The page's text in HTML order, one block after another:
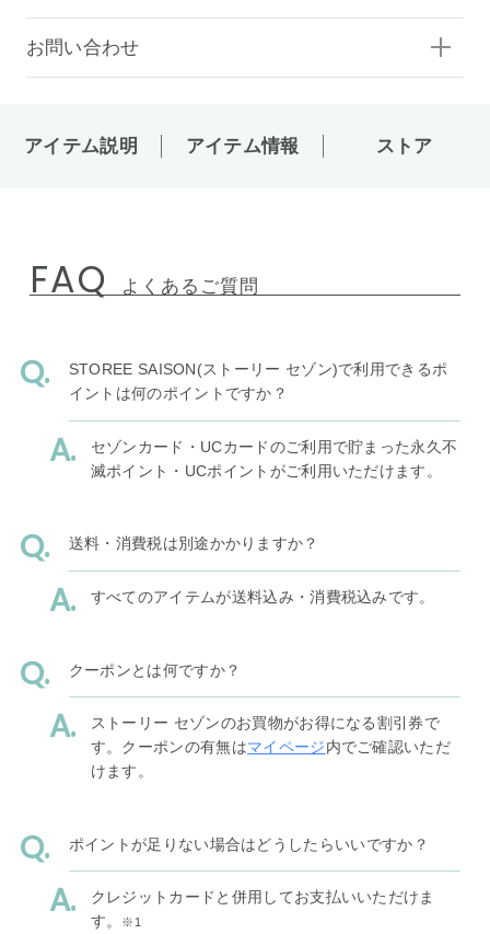
お問い合わせ
アイテム説明 アイテム情報 ストア
FAQ よくあるご質問
STOREE SAISON(ストーリー セゾン)で利用できるポ
イントは何のポイントですか？
セゾンカード・UCカードのご利用で貯まった永久不
滅ポイント・UCポイントがご利用いただけます。
送料・消費税は別途かかりますか？
すべてのアイテムが送料込み・消費税込みです。
クーポンとは何ですか？
ストーリー セゾンのお買物がお得になる割引券で
す。クーポンの有無はマイページ内でご確認いただ
けます。
ポイントが足りない場合はどうしたらいいですか？
クレジットカードと併用してお支払いいただけま
す。
※1